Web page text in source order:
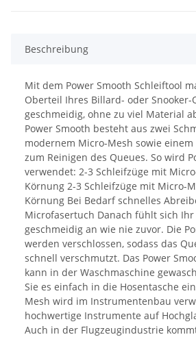
Beschreibung
Mit dem Power Smooth Schleiftool
Oberteil Ihres Billard- oder Snooker-
geschmeidig, ohne zu viel Material
Power Smooth besteht aus zwei
modernem Micro-Mesh sowie
zum Reinigen des Queues. So wird
verwendet: 2-3 Schleifzüge mit
Körnung 2-3 Schleifzüge mit Micro-
Körnung Bei Bedarf schnelles
Microfasertuch Danach fühlt sich
geschmeidig an wie nie zuvor. Die
werden verschlossen, sodass das
schnell verschmutzt. Das Power
kann in der Waschmaschine
Sie es einfach in die Hosentasche
Mesh wird im Instrumentenbau
hochwertige Instrumente auf
Auch in der Flugzeugindustrie